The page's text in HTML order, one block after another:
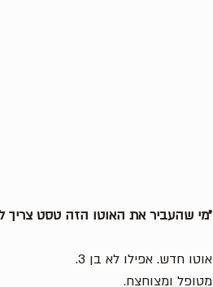
״מי שהעביר את האוטו הזה טסט צריך
אוטו חדש. אפילו לא בן 3.
מטופל ומצוחצח.